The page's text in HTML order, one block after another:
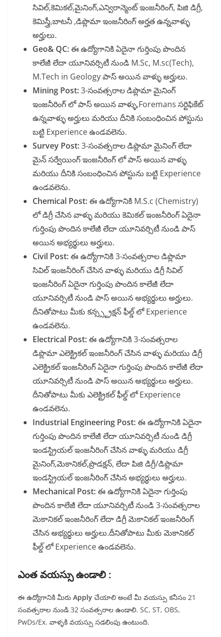
సివిల్,కెమికల్,మైనింగ్,ఎన్విరాన్మెంట్ ఇంజనీరింగ్, పిజి డిగ్రీ,
కెమిస్త్రీ,బాటనీ ,డిప్లొమా ఇంజనీరింగ్ అర్హత ఉన్నవాళ్ళు
అర్హులు.
Geo& QC:ఈ ఉద్యోగానికి ఏదైనా గుర్తింపు పొందిన
కాలేజీ లేదా యూనివర్సిటీ నుండి M.Sc, M.sc(Tech),
M.Tech in Geology పాస్ అయిన వాళ్ళు అర్హులు.
Mining Post:3-సంవత్సరాల డిప్లొమా మైనింగ్
ఇంజనీరింగ్ లో పాస్ అయిన వాళ్ళు,Foremans సర్టిఫికేట్
ఉన్నవాళ్ళు అర్హులు మరియు దీనికి సంబంధించిన పోస్టును
బట్టి Experience ఉండవలెను.
Survey Post:3-సంవత్సరాల డిప్లొమా మైనింగ్ లేదా
మైన్ సర్వేయింగ్ ఇంజనీరింగ్ లో పాస్ అయిన వాళ్ళు
మరియు దీనికి సంబంధించిన పోస్టును బట్టి Experience
ఉండవలెను.
Chemical Post:ఈ ఉద్యోగానికి M.S.c (Chemistry)
లో డిగ్రీ చేసిన వాళ్ళు మరియు కెమికల్ ఇంజనీరింగ్ ఏదైనా
గుర్తింపు పొందిన కాలేజీ లేదా యూనివర్సిటీ నుండి పాస్
అయిన అభ్యర్థులు అర్హులు.
Civil Post:ఈ ఉద్యోగానికి 3-సంవత్సరాల డిప్లొమా
సివిల్ ఇంజనీరింగ్ చేసిన వాళ్ళు మరియు డిగ్రీ సివిల్
ఇంజనీరింగ్ ఏదైనా గుర్తింపు పొందిన కాలేజీ లేదా
యూనివర్సిటీ నుండి పాస్ అయిన అభ్యర్థులు అర్హులు.
దీనితోపాటు మీకు కన్స్స్ట్రక్షన్ ఫీల్డ్ లో Experience
ఉండవలెను.
Electrical Post:ఈ ఉద్యోగానికి 3-సంవత్సరాల
డిప్లొమా ఎలెక్ట్రికల్ ఇంజనీరింగ్ చేసిన వాళ్ళు మరియు డిగ్రీ
ఎలెక్ట్రికల్ ఇంజనీరింగ్ ఏదైనా గుర్తింపు పొందిన కాలేజీ లేదా
యూనివర్సిటీ నుండి పాస్ అయిన అభ్యర్థులు అర్హులు.
దీనితోపాటు మీకు ఎలెక్ట్రికల్ ఫీల్డ్ లో Experience
ఉండవలెను.
Industrial Engineering Post:ఈ ఉద్యోగానికి ఏదైనా
గుర్తింపు పొందిన కాలేజీ లేదా యూనివర్సిటీ నుండి డిగ్రీ
ఇండస్ట్రియల్ ఇంజనీరింగ్ చేసిన వాళ్ళు మరియు డిగ్రీ
మైనింగ్,మెకానికల్,ప్రొడక్షన్, లేదా పిజి డిగ్రీ/డిప్లొమా
ఇండస్ట్రియల్ ఇంజనీరింగ్ చేసిన అభ్యర్థులు అర్హులు.
Mechanical Post:ఈ ఉద్యోగానికి ఏదైనా గుర్తింపు
పొందిన కాలేజీ లేదా యూనివర్సిటీ నుండి 3-సంవత్సరాల
మెకానికల్ ఇంజనీరింగ్ లేదా డిగ్రీ మెకానికల్ ఇంజనీరింగ్
చేసిన అభ్యర్థులు అర్హులు.దీనితోపాటు మీకు మెకానికల్
ఫీల్డ్ లో Experience ఉండవలెను.
ఎంత వయస్సు ఉండాలి :
ఈ ఉద్యోగానికి మీరు Apply చేయాలి అంటే మీ వయస్సు కనీసం 21
సంవత్సరాల నుండి 32 సంవత్సరాల ఉండాలి. SC, ST, OBS,
PwDs/Ex. వాళ్ళకి వయస్సు సడలింపు ఉంటుంది.